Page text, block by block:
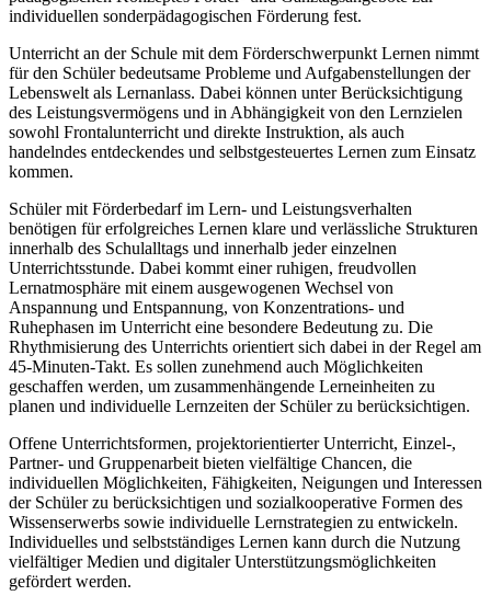
individuellen sonderpädagogischen Förderung fest.
Unterricht an der Schule mit dem Förderschwerpunkt Lernen nimmt
für den Schüler bedeutsame Probleme und Aufgabenstellungen der
Lebenswelt als Lernanlass. Dabei können unter Berücksichtigung
des Leistungsvermögens und in Abhängigkeit von den Lernzielen
sowohl Frontalunterricht und direkte Instruktion, als auch
handelndes entdeckendes und selbstgesteuertes Lernen zum Einsatz
kommen.
Schüler mit Förderbedarf im Lern- und Leistungsverhalten
benötigen für erfolgreiches Lernen klare und verlässliche Strukturen
innerhalb des Schulalltags und innerhalb jeder einzelnen
Unterrichtsstunde. Dabei kommt einer ruhigen, freudvollen
Lernatmosphäre mit einem ausgewogenen Wechsel von
Anspannung und Entspannung, von Konzentrations- und
Ruhephasen im Unterricht eine besondere Bedeutung zu. Die
Rhythmisierung des Unterrichts orientiert sich dabei in der Regel am
45-Minuten-Takt. Es sollen zunehmend auch Möglichkeiten
geschaffen werden, um zusammenhängende Lerneinheiten zu
planen und individuelle Lernzeiten der Schüler zu berücksichtigen.
Offene Unterrichtsformen, projektorientierter Unterricht, Einzel-,
Partner- und Gruppenarbeit bieten vielfältige Chancen, die
individuellen Möglichkeiten, Fähigkeiten, Neigungen und Interessen
der Schüler zu berücksichtigen und sozialkooperative Formen des
Wissenserwerbs sowie individuelle Lernstrategien zu entwickeln.
Individuelles und selbstständiges Lernen kann durch die Nutzung
vielfältiger Medien und digitaler Unterstützungsmöglichkeiten
gefördert werden.